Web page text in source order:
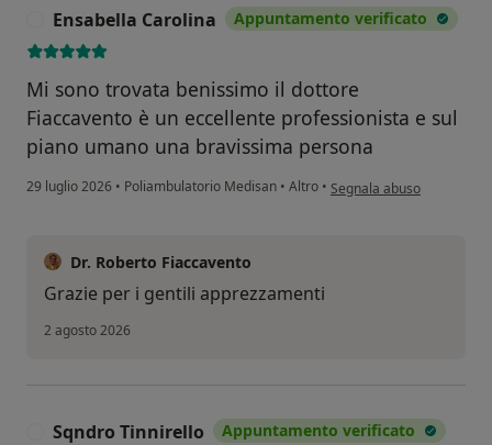
Ensabella Carolina Appuntamento verificato
Mi sono trovata benissimo il dottore
Fiaccavento è un eccellente professionista e sul
piano umano una bravissima persona
29 luglio 2026 • Poliambulatorio Medisan • Altro • secondo l'opinione
Segnala abuso
Dr. Roberto Fiaccavento
Grazie per i gentili apprezzamenti
2 agosto 2026
Sqndro Tinnirello Appuntamento verificato